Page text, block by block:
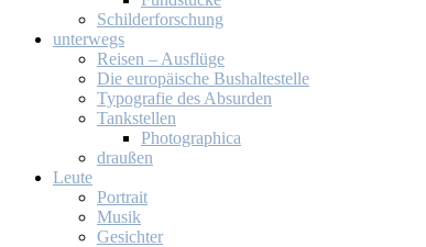
Schil­der­for­schung
un­ter­wegs
Rei­sen – Aus­flü­ge
Die eu­ro­päi­sche Bus­hal­te­stel­le
Ty­po­gra­fie des Ab­sur­den
Tank­stel­len
Pho­to­gra­phi­ca
drau­ßen
Leu­te
Por­trait
Mu­sik
Ge­sich­ter